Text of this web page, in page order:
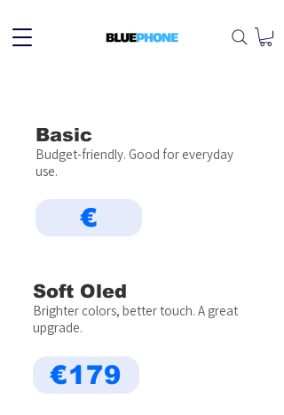
Basic
Budget-friendly. Good for everyday
use.
€
Soft Oled
Brighter colors, better touch. A great
upgrade.
€179